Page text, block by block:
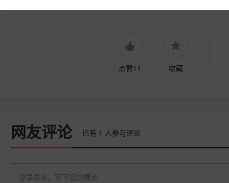
点赞11 收藏
网友评论 已有 1 人参与评论
登录易车，写下您的槽点